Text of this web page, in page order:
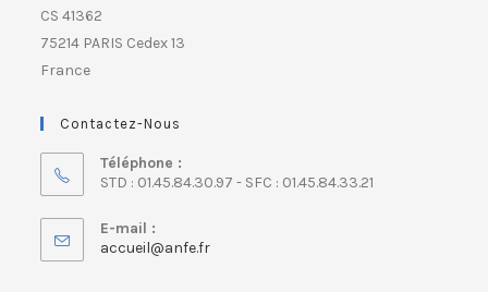
CS 41362
75214 PARIS Cedex 13
France
Contactez-Nous
Téléphone :
STD : 01.45.84.30.97 - SFC : 01.45.84.33.21
E-mail :
accueil@anfe.fr